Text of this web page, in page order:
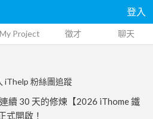
登入
My Project 徵才 聊天
iThelp 粉絲團追蹤
續 30 天的修煉【2026 iThome 鐵
式開啟！